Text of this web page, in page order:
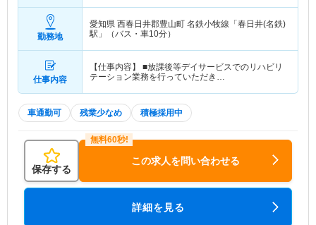
勤務地
愛知県 西春日井郡豊山町 名鉄小牧線「春日井(名鉄)
駅」（バス・車10分）
仕事内容
【仕事内容】 ■放課後等デイサービスでのリハビリ
テーション業務を行っていただき…
車通勤可 残業少なめ 積極採用中
保存する
この求人を問い合わせる
詳細を見る